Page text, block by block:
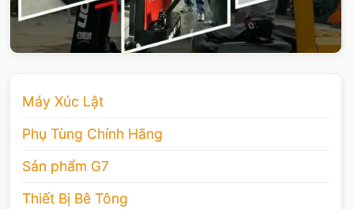
Máy Xúc Lật
Phụ Tùng Chính Hãng
Sản phẩm G7
Thiết Bị Bê Tông